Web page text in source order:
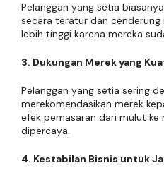
Pelanggan yang setia
secara teratur dan cenderung
lebih tinggi karena mereka
3. Dukungan Merek yang
Pelanggan yang setia sering
merekomendasikan merek
efek pemasaran dari mulut
dipercaya.
4. Kestabilan Bisnis untuk